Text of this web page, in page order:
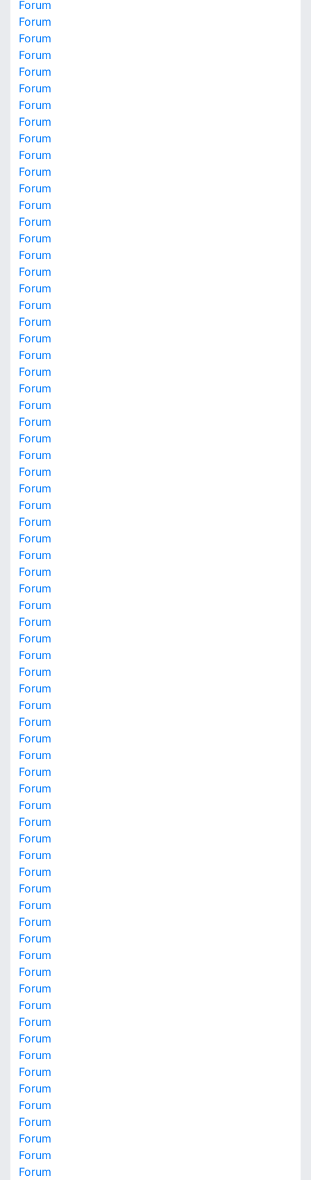
Forum
Forum
Forum
Forum
Forum
Forum
Forum
Forum
Forum
Forum
Forum
Forum
Forum
Forum
Forum
Forum
Forum
Forum
Forum
Forum
Forum
Forum
Forum
Forum
Forum
Forum
Forum
Forum
Forum
Forum
Forum
Forum
Forum
Forum
Forum
Forum
Forum
Forum
Forum
Forum
Forum
Forum
Forum
Forum
Forum
Forum
Forum
Forum
Forum
Forum
Forum
Forum
Forum
Forum
Forum
Forum
Forum
Forum
Forum
Forum
Forum
Forum
Forum
Forum
Forum
Forum
Forum
Forum
Forum
Forum
Forum